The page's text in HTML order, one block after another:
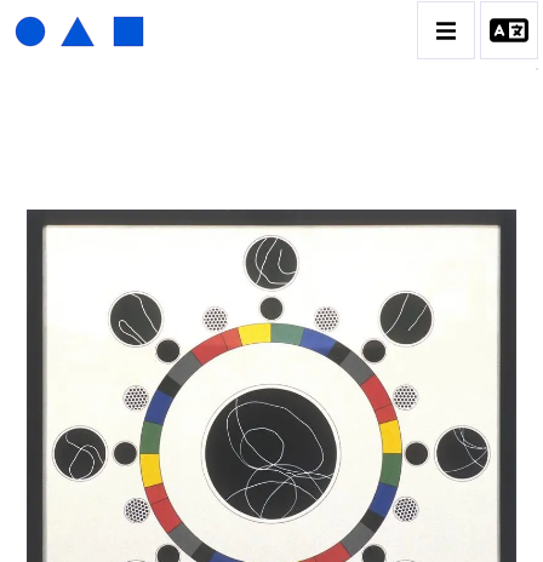
HENRI FOUCAULT
BIOGRAPHIE
CATALOGUE DES OEUVRES
01_SCULPTURE
02_PHOTOGRAPHIQUE
03_COLLAGES
04_DESSINS
05_MONOTYPE
06_ARCHIVES